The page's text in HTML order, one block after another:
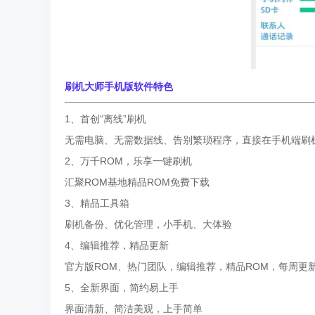
刷机大师手机版软件特色
1、首创“离线”刷机
无需电脑、无需数据线、告别繁琐程序，直接在手机端刷
2、万千ROM，乐享一键刷机
汇聚ROM基地精品ROM免费下载
3、精品工具箱
刷机备份、优化管理，小手机、大体验
4、编辑推荐，精品更新
官方版ROM、热门团队，编辑推荐，精品ROM，每周更
5、全新界面，简约易上手
界面清新、简洁美观，上手简单